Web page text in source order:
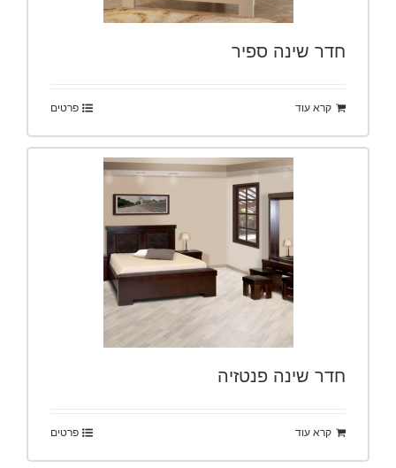
חדר שינה ספיר
קרא עוד פרטים
חדר שינה פנטזיה
קרא עוד פרטים